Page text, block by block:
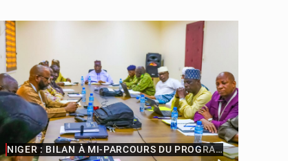
NIGER : BILAN À MI-PARCOURS DU PROGRAMME DE REFONDATION